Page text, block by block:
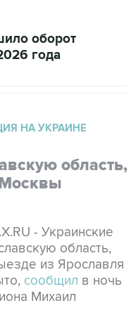
года
область,
- Украинские
из Ярославля
сообщилв ночь
Михаил